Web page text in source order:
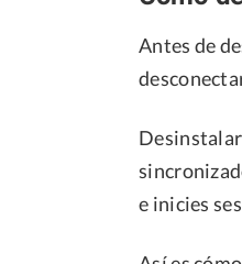
Antes de
e inicies